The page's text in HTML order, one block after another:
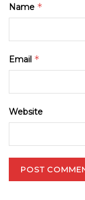
Name *
Email *
Website